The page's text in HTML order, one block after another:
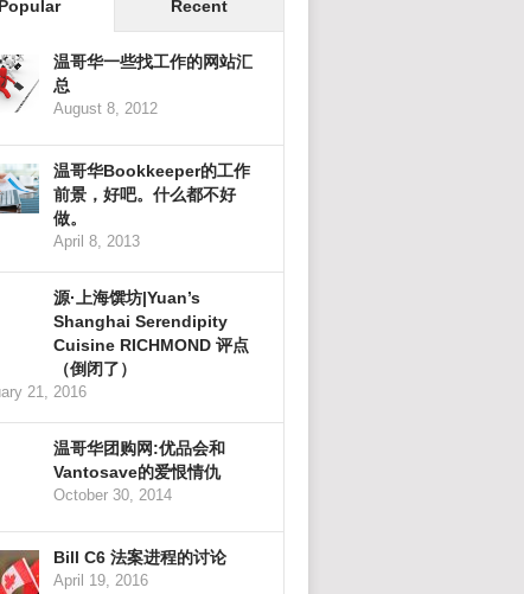
Popular Recent
温哥华一些找工作的网站汇
总
August 8, 2012
温哥华Bookkeeper的工作
前景，好吧。什么都不好
做。
April 8, 2013
源·上海馔坊|Yuan’s
Shanghai Serendipity
Cuisine RICHMOND 评点
（倒闭了）
21, 2016
温哥华团购网:优品会和
Vantosave的爱恨情仇
October 30, 2014
Bill C6 法案进程的讨论
April 19, 2016